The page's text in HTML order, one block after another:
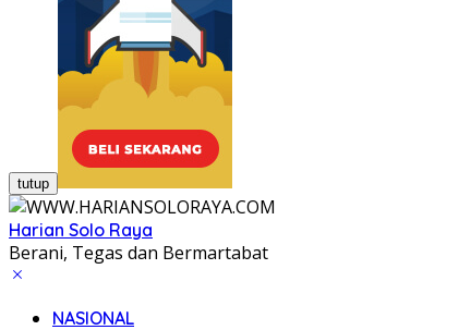
tutup
Harian Solo Raya
Berani, Tegas dan Bermartabat
NASIONAL